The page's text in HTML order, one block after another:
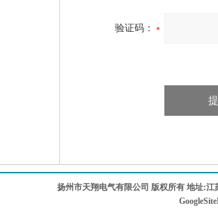
验证码：
扬州市天翔电气有限公司 版权所有 地址: